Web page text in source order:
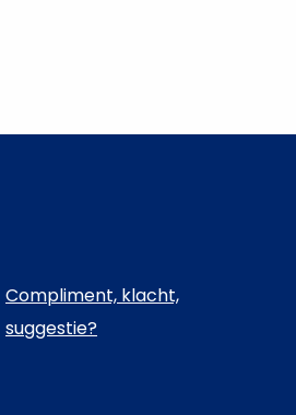
Compliment, klacht,
suggestie?